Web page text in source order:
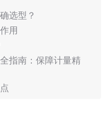
选型？
用
指南：保障计量精